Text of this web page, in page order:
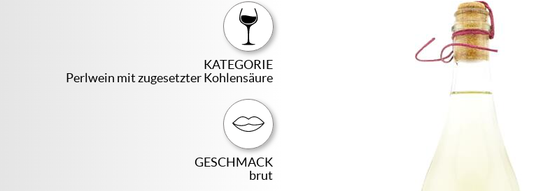
KATEGORIE
Perlwein mit zugesetzter Kohlensäure
GESCHMACK
brut